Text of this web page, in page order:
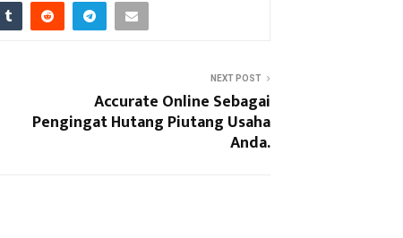
NEXT POST
Accurate Online Sebagai
Pengingat Hutang Piutang Usaha
Anda.